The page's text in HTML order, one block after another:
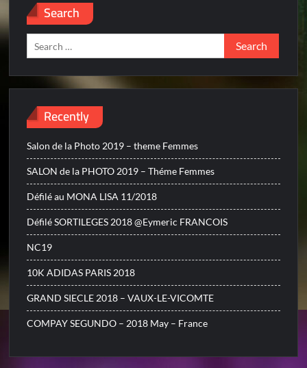
Search
Search
for:
Recently
Salon de la Photo 2019 – theme Femmes
SALON de la PHOTO 2019 – Théme Femmes
Défilé au MONA LISA 11/2018
Défilé SORTILEGES 2018 @Eymeric FRANCOIS
NC19
10K ADIDAS PARIS 2018
GRAND SIECLE 2018 – VAUX-LE-VICOMTE
COMPAY SEGUNDO – 2018 May – France